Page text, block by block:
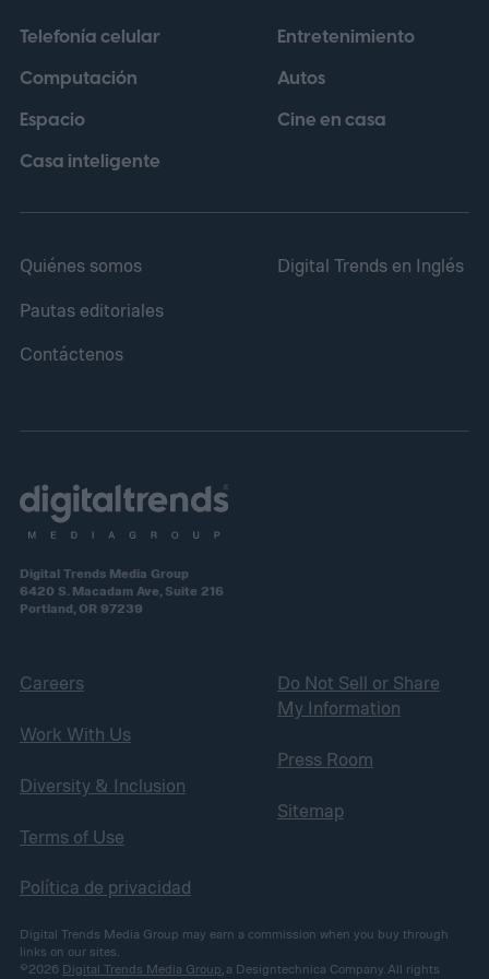
perspectiva, una película puede no cumplir
sus objetivos en taquilla y, aun así,
contribuir a otras áreas del conglomerado.
Telefonía celular
Computación
Espacio
Casa inteligente
Entretenimiento
Autos
Cine en casa
Quiénes somos
Pautas editoriales
Contáctenos
Digital Trends en Inglés
Digital Trends Media Group
6420 S. Macadam Ave, Suite 216
Portland, OR 97239
Careers
Work With Us
Diversity & Inclusion
Terms of Use
Política de privacidad
Do Not Sell or Share
My Information
Press Room
Sitemap
Digital Trends Media Group may earn a commission when you buy through
links on our sites.
©2026 Digital Trends Media Group, a Designtechnica Company. All rights